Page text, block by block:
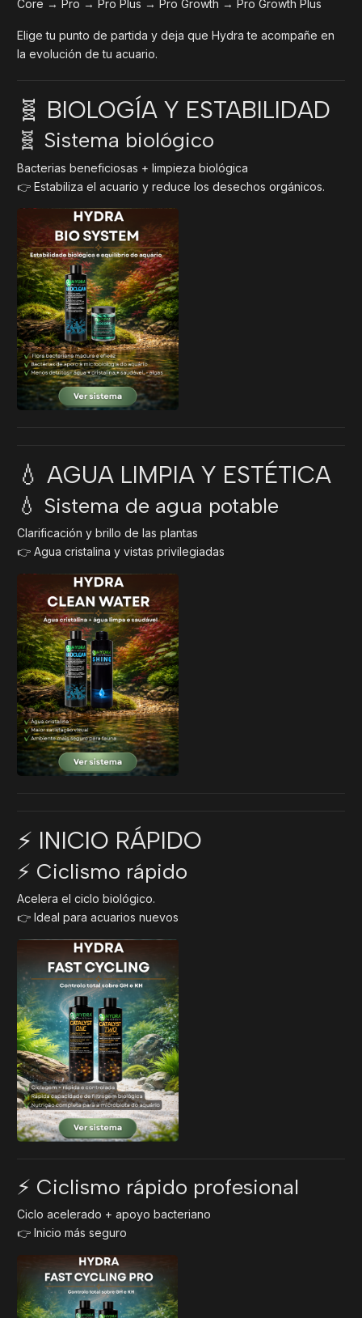
Core → Pro → Pro Plus → Pro Growth → Pro Growth Plus
Elige tu punto de partida y deja que Hydra te acompañe en
la evolución de tu acuario.
🧬 BIOLOGÍA Y ESTABILIDAD
🧬 Sistema biológico
Bacterias beneficiosas + limpieza biológica
👉 Estabiliza el acuario y reduce los desechos orgánicos.
💧 AGUA LIMPIA Y ESTÉTICA
💧 Sistema de agua potable
Clarificación y brillo de las plantas
👉 Agua cristalina y vistas privilegiadas
⚡ INICIO RÁPIDO
⚡ Ciclismo rápido
Acelera el ciclo biológico.
👉 Ideal para acuarios nuevos
⚡ Ciclismo rápido profesional
Ciclo acelerado + apoyo bacteriano
👉 Inicio más seguro